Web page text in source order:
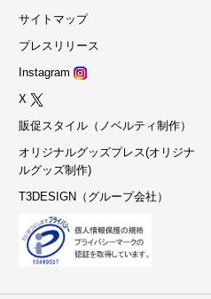
サイトマップ
プレスリリース
Instagram
X
販促スタイル（ノベルティ制作）
オリジナルグッズプレス(オリジナ
ルグッズ制作)
T3DESIGN（グループ会社）